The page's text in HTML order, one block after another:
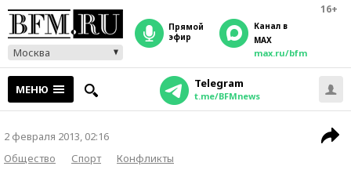
16+
Москва
прямой
эфир
Канал в
MAX
max.ru/bfm
МЕНЮ Telegram
t.me/BFMnews
2 февраля 2013, 02:16
Общество
Спорт Конфликты